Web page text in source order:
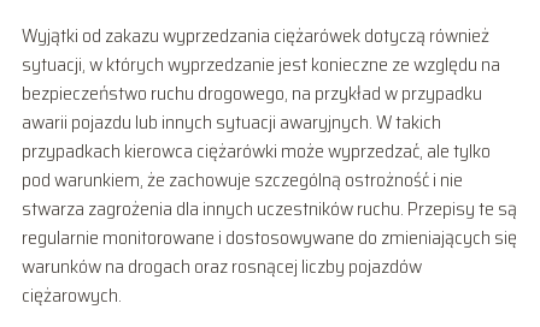
Wyjątki od zakazu wyprzedzania ciężarówek dotyczą również
sytuacji, w których wyprzedzanie jest konieczne ze względu na
bezpieczeństwo ruchu drogowego, na przykład w przypadku
awarii pojazdu lub innych sytuacji awaryjnych. W takich
przypadkach kierowca ciężarówki może wyprzedzać, ale tylko
pod warunkiem, że zachowuje szczególną ostrożność i nie
stwarza zagrożenia dla innych uczestników ruchu. Przepisy te są
regularnie monitorowane i dostosowywane do zmieniających się
warunków na drogach oraz rosnącej liczby pojazdów
ciężarowych.